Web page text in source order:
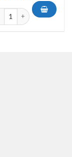
de Toner Lexmark